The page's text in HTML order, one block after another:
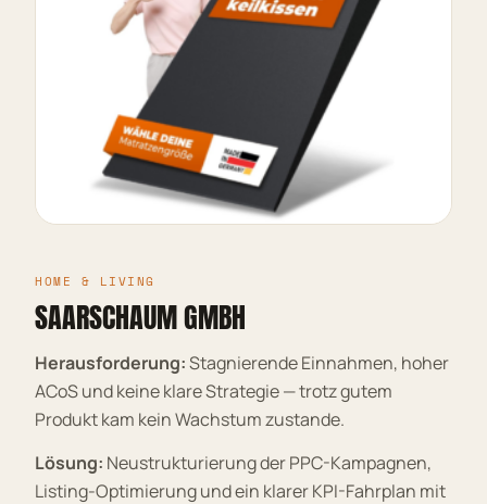
HOME & LIVING
SAARSCHAUM GMBH
Herausforderung:Stagnierende Einnahmen, hoher
ACoS und keine klare Strategie — trotz gutem
Produkt kam kein Wachstum zustande.
Lösung: Neustrukturierung der PPC-Kampagnen,
Listing-Optimierung und ein klarer KPI-Fahrplan mit